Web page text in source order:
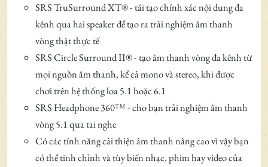
SRS TruSurround XT® - tái tạo chính xác nội dung đa
kênh qua hai speaker để tạo ra trải nghiệm âm thanh
vòng thật thực tế
SRS Circle Surround II® - tạo âm thanh vòng đa kênh từ
mọi nguồn âm thanh, kể cả mono và stereo, khi được
chơi trên hệ thống loa 5.1 hoặc 6.1
SRS Headphone 360™ - cho bạn trải nghiệm âm thanh
vòng 5.1 qua tai nghe
Có các tính năng cải thiện âm thanh nâng cao vì vậy bạn
có thể tinh chỉnh và tùy biến nhạc, phim hay video của